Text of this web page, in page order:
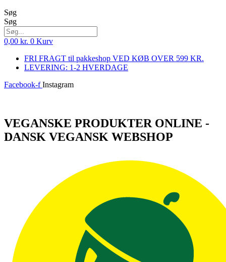
Søg
Søg
0,00 kr. 0 Kurv
FRI FRAGT til pakkeshop VED KØB OVER 599 KR.
LEVERING: 1-2 HVERDAGE
Facebook-f Instagram
VEGANSKE PRODUKTER ONLINE -
DANSK VEGANSK WEBSHOP